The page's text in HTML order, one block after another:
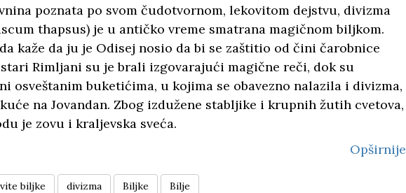
poznata po svom čudotvornom, lekovitom dejstvu, divizma
thapsus) je u antičko vreme smatrana magičnom biljkom.
kaže da ju je Odisej nosio da bi se zaštitio od čini čarobnice
Rimljani su je brali izgovarajući magične reči, dok su
osveštanim buketićima, u kojima se obavezno nalazila i divizma,
na Jovandan. Zbog izdužene stabljike i krupnih žutih cvetova,
je zovu i kraljevska sveća.
Opširnije
biljke divizma Biljke Bilje